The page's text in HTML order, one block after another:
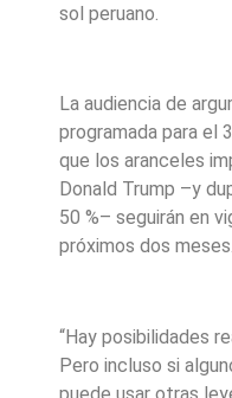
sol peruano.
La audiencia de
programada para el
que los aranceles
Donald Trump –y
50 %– seguirán en
próximos dos meses.
“Hay posibilidades
Pero incluso si